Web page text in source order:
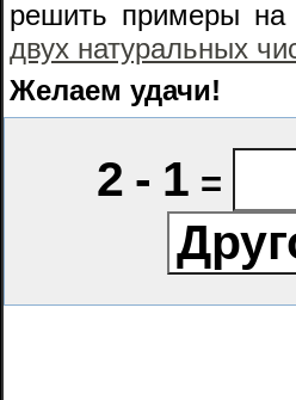
решить примеры
двух натуральных
Желаем удачи!
2 - 1 =